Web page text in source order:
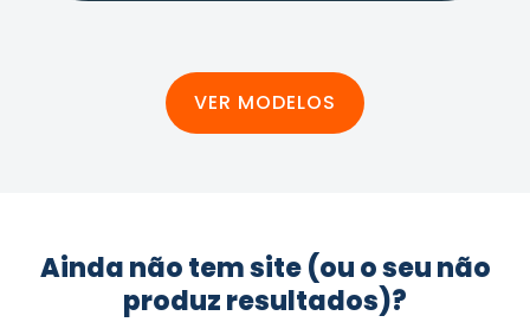
VER MODELOS
Ainda não tem site (ou o seu não
produz resultados)?